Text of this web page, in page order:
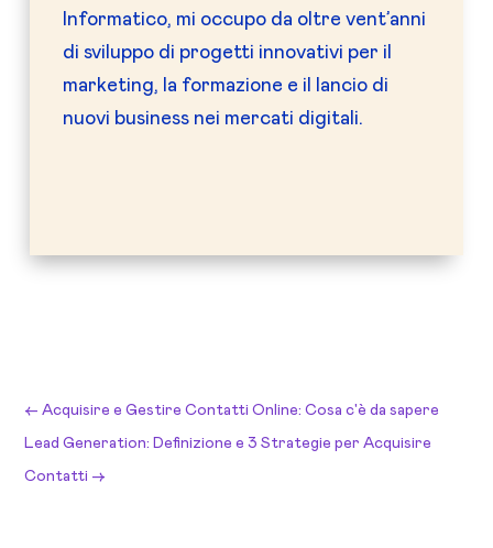
Informatico, mi occupo da oltre vent’anni
di sviluppo di progetti innovativi per il
marketing, la formazione e il lancio di
nuovi business nei mercati digitali.
←Acquisire e Gestire Contatti Online: Cosa c'è da sapere
Lead Generation: Definizione e 3 Strategie per Acquisire
Contatti →